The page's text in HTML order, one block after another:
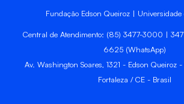
Fundação Edson Queiroz | Universidade
Central de Atendimento: (85) 3477-3000 |
6625 (WhatsApp)
Av. Washington Soares, 1321 - Edson Queiroz
Fortaleza / CE - Brasil